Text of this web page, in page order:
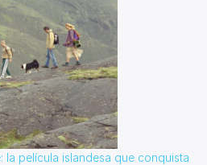
la película islandesa que conquista